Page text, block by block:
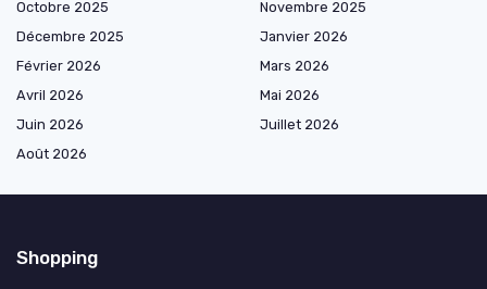
Octobre 2025
Novembre 2025
Décembre 2025
Janvier 2026
Février 2026
Mars 2026
Avril 2026
Mai 2026
Juin 2026
Juillet 2026
Août 2026
Shopping